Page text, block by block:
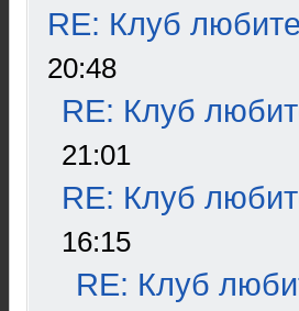
RE: Клуб
20:48
RE: Клуб
21:01
RE: Клуб
16:15
RE: Клуб